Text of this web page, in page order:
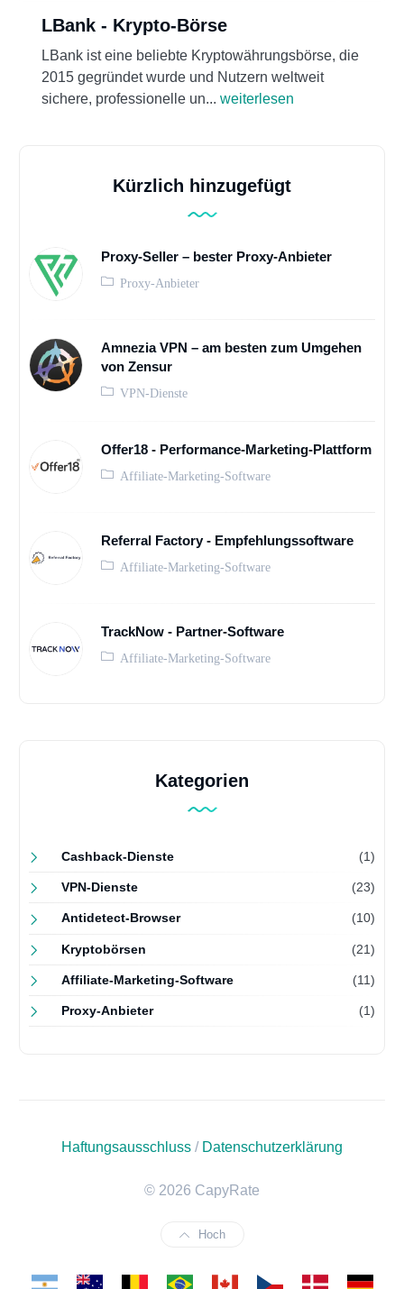
LBank - Krypto-Börse
LBank ist eine beliebte Kryptowährungsbörse, die
2015 gegründet wurde und Nutzern weltweit
sichere, professionelle un... weiterlesen
Kürzlich hinzugefügt
Proxy-Seller – bester Proxy-Anbieter
Proxy-Anbieter
Amnezia VPN – am besten zum Umgehen
von Zensur
VPN-Dienste
Offer18 - Performance-Marketing-Plattform
Affiliate-Marketing-Software
Referral Factory - Empfehlungssoftware
Affiliate-Marketing-Software
TrackNow - Partner-Software
Affiliate-Marketing-Software
Kategorien
Cashback-Dienste (1)
VPN-Dienste (23)
Antidetect-Browser (10)
Kryptobörsen (21)
Affiliate-Marketing-Software (11)
Proxy-Anbieter (1)
Haftungsausschluss / Datenschutzerklärung
© 2026 CapyRate
Hoch